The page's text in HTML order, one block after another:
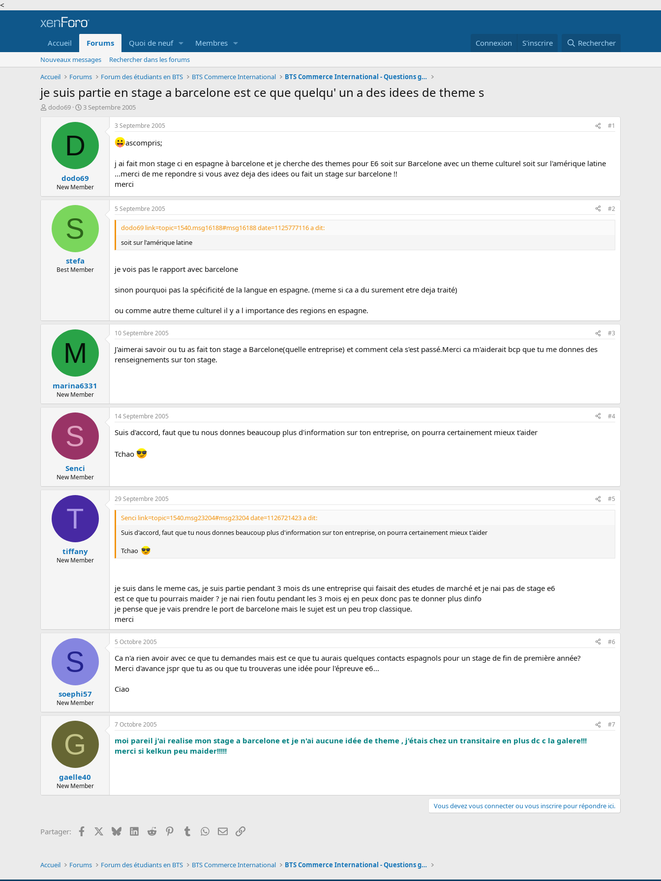
<
Accueil Forums Quoi de neuf Membres Connexion S'inscrire Rechercher
Nouveaux messages
Rechercher dans les forums
Accueil
Forums Forum des étudiants en BTS BTS Commerce International BTS Commerce International - Questions générales
je suis partie en stage a barcelone est ce que quelqu' un a des idees de theme s
A
d
dodo69
D
t
d
e
é
b
u
t
3 Septembre 2005
D
dodo69
New Member
3 Septembre 2005 #1
ascompris;
j ai fait mon stage ci en espagne à barcelone et je cherche des themes pour E6 soit sur Barcelone avec un theme culturel soit sur l'amérique latine
...merci de me repondre si vous avez deja des idees ou fait un stage sur barcelone !!
merci
S
stefa
Best Member
5 Septembre 2005 #2
dodo69 link=topic=1540.msg16188#msg16188 date=1125777116 a dit:
soit sur l'amérique latine
je vois pas le rapport avec barcelone
sinon pourquoi pas la spécificité de la langue en espagne. (meme si ca a du surement etre deja traité)
ou comme autre theme culturel il y a l importance des regions en espagne.
M
marina6331
New Member
10 Septembre 2005 #3
J'aimerai savoir ou tu as fait ton stage a Barcelone(quelle entreprise) et comment cela s'est passé.Merci ca m'aiderait bcp que tu me donnes des
renseignements sur ton stage.
S
Senci
New Member
14 Septembre 2005 #4
Suis d'accord, faut que tu nous donnes beaucoup plus d'information sur ton entreprise, on pourra certainement mieux t'aider
Tchao
T
tiffany
New Member
29 Septembre 2005 #5
Senci link=topic=1540.msg23204#msg23204 date=1126721423 a dit:
Suis d'accord, faut que tu nous donnes beaucoup plus d'information sur ton entreprise, on pourra certainement mieux t'aider
Tchao
je suis dans le meme cas, je suis partie pendant 3 mois ds une entreprise qui faisait des etudes de marché et je nai pas de stage e6
est ce que tu pourrais maider ? je nai rien foutu pendant les 3 mois ej en peux donc pas te donner plus dinfo
je pense que je vais prendre le port de barcelone mais le sujet est un peu trop classique.
merci
S
soephi57
New Member
5 Octobre 2005 #6
Ca n'a rien avoir avec ce que tu demandes mais est ce que tu aurais quelques contacts espagnols pour un stage de fin de première année?
Merci d'avance jspr que tu as ou que tu trouveras une idée pour l'épreuve e6...
Ciao
G
gaelle40
New Member
7 Octobre 2005 #7
moi pareil j'ai realise mon stage a barcelone et je n'ai aucune idée de theme , j'étais chez un transitaire en plus dc c la galere!!!
merci si kelkun peu maider!!!!!
Vous devez vous connecter ou vous inscrire pour répondre ici.
Partager: Facebook BlueskyLinkedInReddit PinterestTumblrWhatsApp
EmailLien
Accueil Forums Forum des étudiants en BTS BTS Commerce International BTS Commerce International - Questions générales